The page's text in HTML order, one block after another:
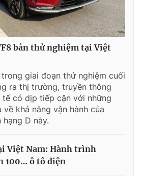
bản thử nghiệm tại Việt
giai đoạn thử nghiệm cuối
ra thị trường, truyền thông
có dịp tiếp cận với những
về khả năng vận hành của
D này.
Việt Nam: Hành trình
100… ô tô điện